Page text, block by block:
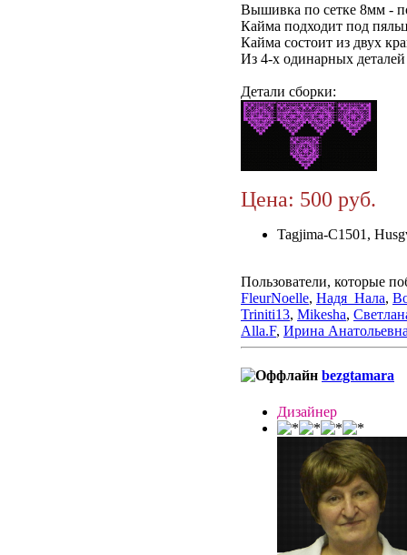
Вышивка по сетке 8мм -
Кайма подходит под
Кайма состоит из двух
Из 4-х одинарных
Детали сборки:
Цена: 500 руб.
Tagjima-C1501,
Пользователи, которые
FleurNoelle, Надя_Нала,
Triniti13, Mikesha,
Alla.F, Ирина
bezgtamara
Дизайнер